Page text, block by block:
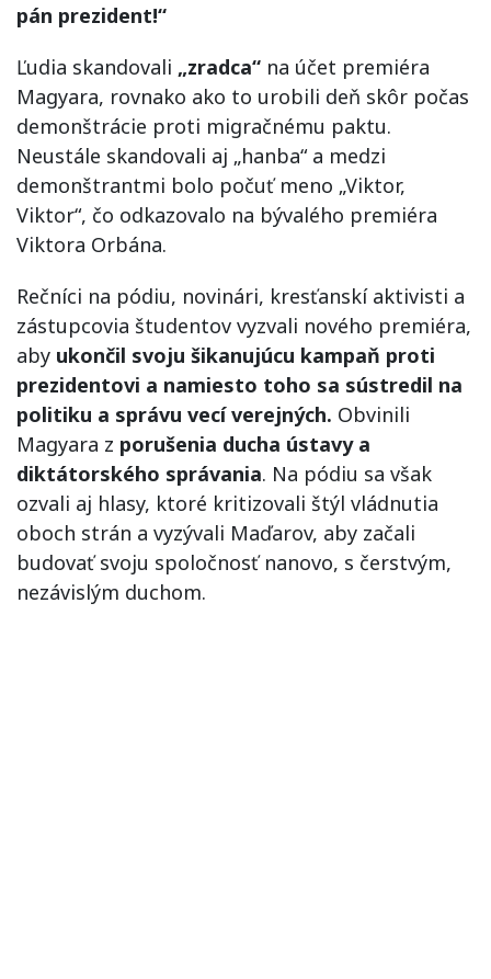
pán prezident!“
Ľudia skandovali „zradca“ na účet premiéra
Magyara, rovnako ako to urobili deň skôr počas
demonštrácie proti migračnému paktu.
Neustále skandovali aj „hanba“ a medzi
demonštrantmi bolo počuť meno „Viktor,
Viktor“, čo odkazovalo na bývalého premiéra
Viktora Orbána.
Rečníci na pódiu, novinári, kresťanskí aktivisti a
zástupcovia študentov vyzvali nového premiéra,
aby ukončil svoju šikanujúcu kampaň proti
prezidentovi a namiesto toho sa sústredil na
politiku a správu vecí verejných. Obvinili
Magyara z porušenia ducha ústavy a
diktátorského správania. Na pódiu sa však
ozvali aj hlasy, ktoré kritizovali štýl vládnutia
oboch strán a vyzývali Maďarov, aby začali
budovať svoju spoločnosť nanovo, s čerstvým,
nezávislým duchom.